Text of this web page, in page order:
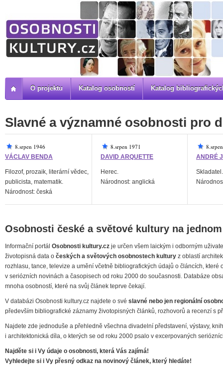
Osobnosti české a světové kultury na
8.srpen 1946
VÁCLAV BENDA
Filozof, prozaik, literární vědec,
publicista, matematik.
Národnost: česká
8.srpen 1971
DAVID ARQUETTE
Herec.
Národnost: anglická
ANDRÉ
Skladatel.
Slavné a významné osobnosti pro
Informační portál Osobnosti kultury.cz je určen všem laickým i odborným
životopisná data o českých a světových osobnostech kultury z oblastí
rozhlasu, tance, televize a umění včetně bibliografických údajů o článcích, které
v seriózních novinách a časopisech od roku 2000 do současnosti. Databáze
mnoha osobností, které na svůj článek teprve čekají.
V databázi Osobnosti kultury.cz najdete o své slavné nebo jen regionální
především bibliografické záznamy životopisných článků, rozhovorů a recenzí s
Najdete zde jednoduše a přehledně všechna divadelní představení, výstavy,
i architektonická díla, o kterých se od roku 2000 psalo v excerpovaných
Najděte si i Vy údaje o osobnosti, která Vás zajímá!
Vyhledejte si i Vy přesný odkaz na novinový článek, který hledáte!
O projektu Katalog osobností Katalog